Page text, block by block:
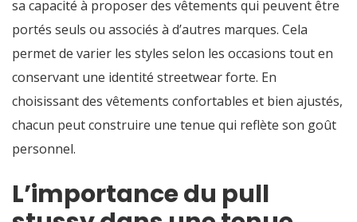
sa capacité à proposer des vêtements qui peuvent être
portés seuls ou associés à d’autres marques. Cela
permet de varier les styles selon les occasions tout en
conservant une identité streetwear forte. En
choisissant des vêtements confortables et bien ajustés,
chacun peut construire une tenue qui reflète son goût
personnel.
L’importance du pull